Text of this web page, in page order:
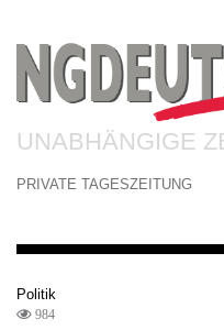
UNABHÄNGIGE
PRIVATE TAGESZEITUNG
Politik
984